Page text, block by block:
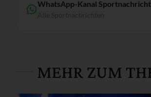
WhatsApp-Kanal
MEHR ZUM